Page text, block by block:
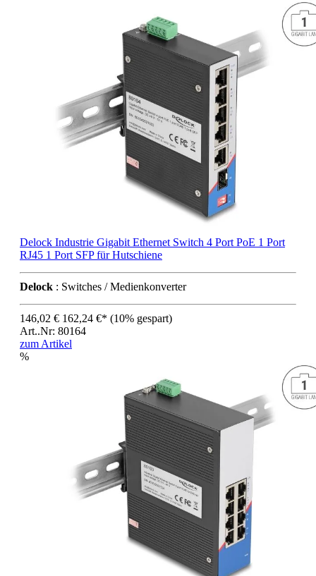
Delock Industrie Gigabit Ethernet Switch 4 Port PoE 1 Port
RJ45 1 Port SFP für Hutschiene
Delock : Switches / Medienkonverter
146,02 € 162,24 €* (10% gespart)
Art..Nr: 80164
zum Artikel
%